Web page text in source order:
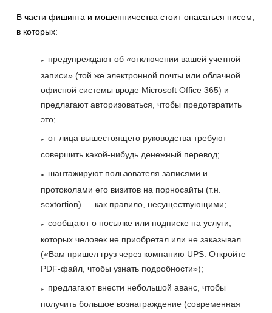
В части фишинга и мошенничества стоит опасаться писем,
в которых:
предупреждают об «отключении вашей учетной
записи» (той же электронной почты или облачной
офисной системы вроде Microsoft Office 365) и
предлагают авторизоваться, чтобы предотвратить
это;
от лица вышестоящего руководства требуют
совершить какой-нибудь денежный перевод;
шантажируют пользователя записями и
протоколами его визитов на порносайты (т.н.
sextortion) — как правило, несуществующими;
сообщают о посылке или подписке на услуги,
которых человек не приобретал или не заказывал
(«Вам пришел груз через компанию UPS. Откройте
PDF-файл, чтобы узнать подробности»);
предлагают внести небольшой аванс, чтобы
получить большое вознаграждение (современная